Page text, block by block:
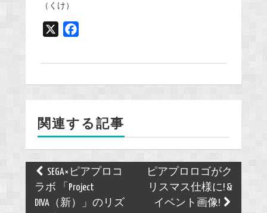
（くけ）
o
k
関連する記事
Post
navigation
SEGA×ピアプロコ
ラボ 「Project
DIVA（新）」のリズ
ピアプロロゴがク
リスマス仕様に! &
イベント画像!